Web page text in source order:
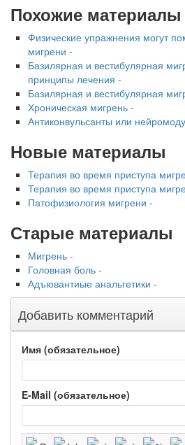
Похожие материалы
Физические упражнения могут
мигрени -
Базилярная и вестибулярная
принципы лечения -
Базилярная и вестибулярная
Хроническая мигрень -
Антиконвульсанты или
Новые материалы
Терапия во время приступа
Терапия во время приступа
Патофизиология мигрени -
Старые материалы
Мигрень -
Головная боль -
Адъювантиые анальгетики -
Добавить комментарий
Имя (обязательное)
E-Mail (обязательное)